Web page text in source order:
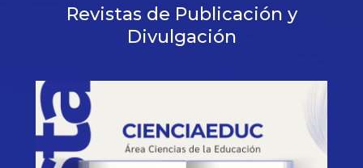
Revistas de Publicación y
Divulgación